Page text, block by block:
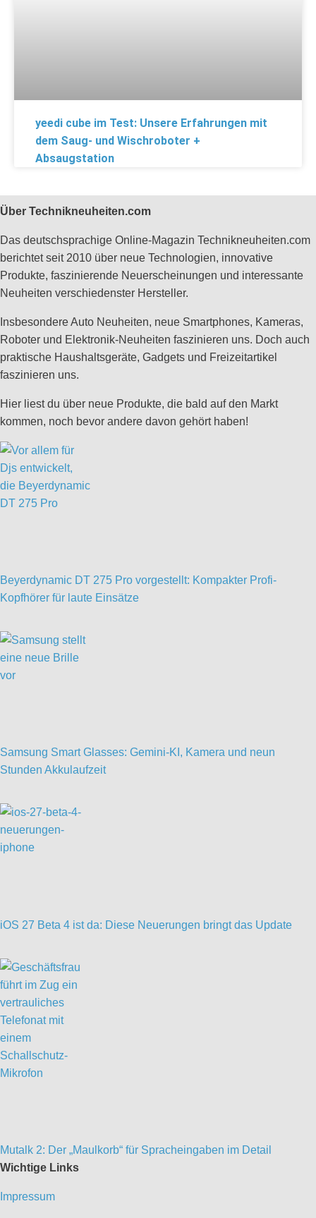
yeedi cube im Test: Unsere Erfahrungen mit
dem Saug- und Wischroboter +
Absaugstation
Über Technikneuheiten.com
Das deutschsprachige Online-Magazin Technikneuheiten.com
berichtet seit 2010 über neue Technologien, innovative
Produkte, faszinierende Neuerscheinungen und interessante
Neuheiten verschiedenster Hersteller.
Insbesondere Auto Neuheiten, neue Smartphones, Kameras,
Roboter und Elektronik-Neuheiten faszinieren uns. Doch auch
praktische Haushaltsgeräte, Gadgets und Freizeitartikel
faszinieren uns.
Hier liest du über neue Produkte, die bald auf den Markt
kommen, noch bevor andere davon gehört haben!
Beyerdynamic DT 275 Pro vorgestellt: Kompakter Profi-
Kopfhörer für laute Einsätze
Samsung Smart Glasses: Gemini-KI, Kamera und neun
Stunden Akkulaufzeit
iOS 27 Beta 4 ist da: Diese Neuerungen bringt das Update
Mutalk 2: Der „Maulkorb“ für Spracheingaben im Detail
Wichtige Links
Impressum